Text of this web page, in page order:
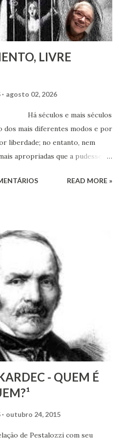
LIVRE
agosto 02, 2026
séculos e mais séculos
dos mais diferentes modos e por
liberdade; no entanto, nem
apropriadas que a pudessem
Mesmo civilizações,
cerceamento, coação e
apenas do ponto de vista
de direitos humanos etc, mas
e, nesse campo,
espírita não está
profundamente contraditório
READ MORE »
- QUEM É
outubro 24, 2015
de Pestalozzi com seu